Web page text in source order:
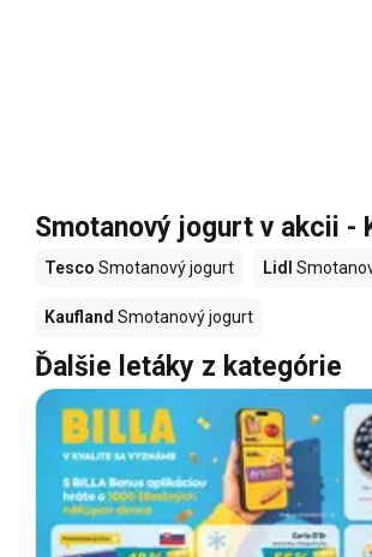
Smotanový jogurt v akcii -
Tesco Smotanový jogurt Lidl
Kaufland Smotanový jogurt
Ďalšie letáky z kategórie